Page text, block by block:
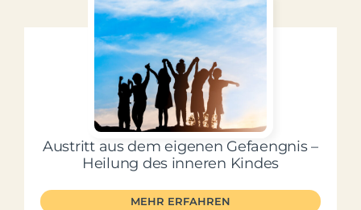
Austritt aus dem eigenen Gefaengnis –
Heilung des inneren Kindes
MEHR ERFAHREN